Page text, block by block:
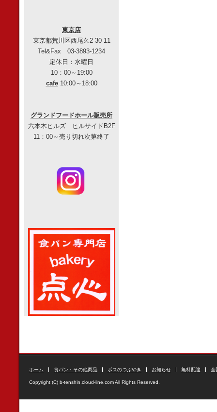
東京店
東京都荒川区西尾久2-30-11
Tel&Fax 03-3893-1234
定休日：水曜日
10：00～19:00
cafe10:00～18:00
グランドフードホール販売所
六本木ヒルズ ヒルサイドB2F
11：00～売り切れ次第終了
ホーム 食パン・その他商品 ボスのつぶやき お知らせ 無料配達 全
Copyright (C) b-tenshin.cloud-line.com All Rights Reserved.